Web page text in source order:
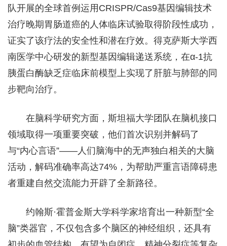
队开展的全球首例运用CRISPR/Cas9基因编辑技术
治疗晚期胃肠道癌的人体临床试验取得阶段性成功，
证实了该疗法的安全性和潜在疗效。得克萨斯大学西
南医学中心研发的新型基因编辑递送系统，在α-1抗
胰蛋白酶缺乏症临床前模型上实现了肝脏与肺部的同
步靶向治疗。
在脑科学研究方面，斯坦福大学团队在脑机接口
领域取得一项重要突破，他们首次识别并解码了
与“内心言语”——人们脑海中的无声独白相关的大脑
活动，解码准确率高达74%，为帮助严重言语障碍患
者重建自然交流能力开辟了全新路径。
约翰斯·霍普金斯大学科学家培育出一种新型“全
脑”类器官，不仅包含多个脑区的神经组织，还具有